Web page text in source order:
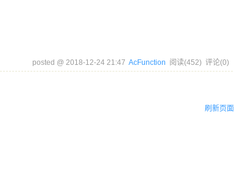
posted @ 2018-12-24 21:47 AcFunction 阅读(452) 评论(0)
刷新页面